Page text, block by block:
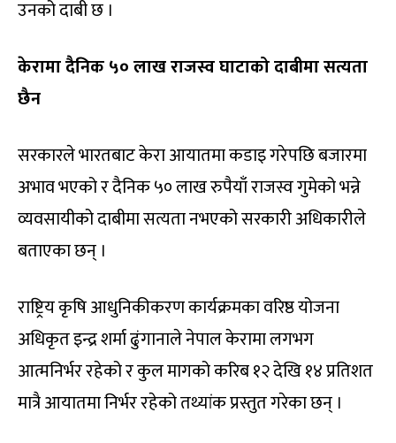
उनको दाबी छ ।
केरामा दैनिक ५० लाख राजस्व घाटाको दाबीमा सत्यता
छैन
सरकारले भारतबाट केरा आयातमा कडाइ गरेपछि बजारमा
अभाव भएको र दैनिक ५० लाख रुपैयाँ राजस्व गुमेको भन्ने
व्यवसायीको दाबीमा सत्यता नभएको सरकारी अधिकारीले
बताएका छन् ।
राष्ट्रिय कृषि आधुनिकीकरण कार्यक्रमका वरिष्ठ योजना
अधिकृत इन्द्र शर्मा ढुंगानाले नेपाल केरामा लगभग
आत्मनिर्भर रहेको र कुल मागको करिब १२ देखि १४ प्रतिशत
मात्रै आयातमा निर्भर रहेको तथ्यांक प्रस्तुत गरेका छन् ।